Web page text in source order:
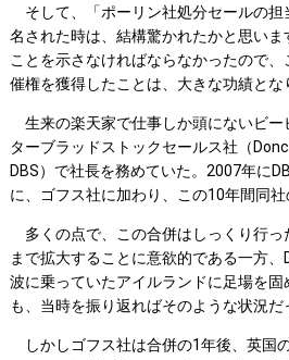
そして、「ポーリン社処分セールの担
名された時は、結構驚かれたかと思い
ことを示さなければならなかったので
催権を獲得したことは、大きな功績とな
生来の楽天家で仕事しか頭にないビー
ターブラッドストックセールス社（
DBS）で社長を務めていた。2007年に
に、ゴフス社に加わり、この10年間同社
多くの点で、この合併はしっくり行っ
まで拡大することに意欲的である一方
波に乗っていたアイルランドに足場を固
も、当時を振り返ればそのような状況だ
しかしゴフス社は合併の1年後、英国